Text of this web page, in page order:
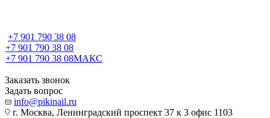
+7 901 790 38 08
+7 901 790 38 08
+7 901 790 38 08МАКС
Заказать звонок
Задать вопрос
info@pikinail.ru
г. Москва, Ленинградский проспект 37 к 3 офис 1103